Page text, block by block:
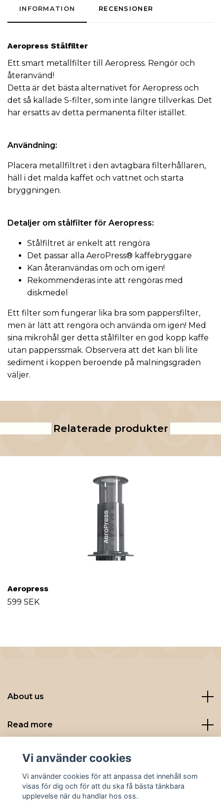
INFORMATION RECENSIONER
Aeropress Stålfilter
Ett smart metallfilter till Aeropress. Rengör och
återanvänd!
Detta är det bästa alternativet för Aeropress och
det så kallade S-filter, som inte längre tillverkas. Det
har ersatts av detta permanenta filter istället.
Användning:
Placera metallfiltret i den avtagbara filterhållaren,
häll i det malda kaffet och vattnet och starta
bryggningen.
Detaljer om stålfilter för Aeropress:
Stålfiltret är enkelt att rengöra
Det passar alla AeroPress® kaffebryggare
Kan återanvändas om och om igen!
Rekommenderas inte att rengöras med
diskmedel
Ett filter som fungerar lika bra som pappersfilter,
men är lätt att rengöra och använda om igen! Med
sina mikrohål ger detta stålfilter en god kopp kaffe
utan papperssmak. Observera att det kan bli lite
sediment i koppen beroende på malningsgraden
väljer.
Relaterade produkter
Aeropress
599 SEK
About us
Read more
Sociala medier
Vi använder cookies
Vi använder cookies för att anpassa det innehåll som
visas för dig och för att du ska få bästa tänkbara
upplevelse när du handlar hos oss.